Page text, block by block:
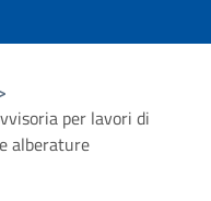
per lavori di
alberature